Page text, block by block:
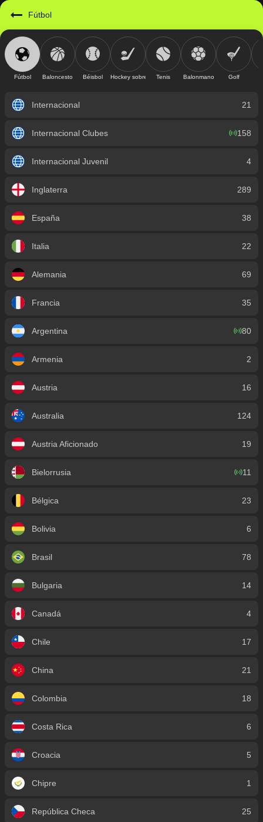
Fútbol
Fútbol Baloncesto Béisbol Hockey sobre hieloTenis Balonmano Golf
Internacional 21
Internacional Clubes 158
Internacional Juvenil 4
Inglaterra 289
España 38
Italia 22
Alemania 69
Francia 35
Argentina 80
Armenia 2
Austria 16
Australia 124
Austria Aficionado 19
Bielorrusia 11
Bélgica 23
Bolivia 6
Brasil 78
Bulgaria 14
Canadá 4
Chile 17
China 21
Colombia 18
Costa Rica 6
Croacia 5
Chipre 1
República Checa 25
https://mobile.geniusbet.sv/sport/detail/futbol?id=1